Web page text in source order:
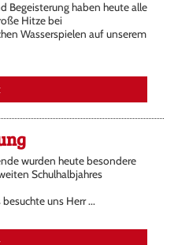
Begeisterung haben heute alle
Hitze bei
Wasserspielen auf unserem
wurden heute besondere
Schulhalbjahres
uns Herr ...